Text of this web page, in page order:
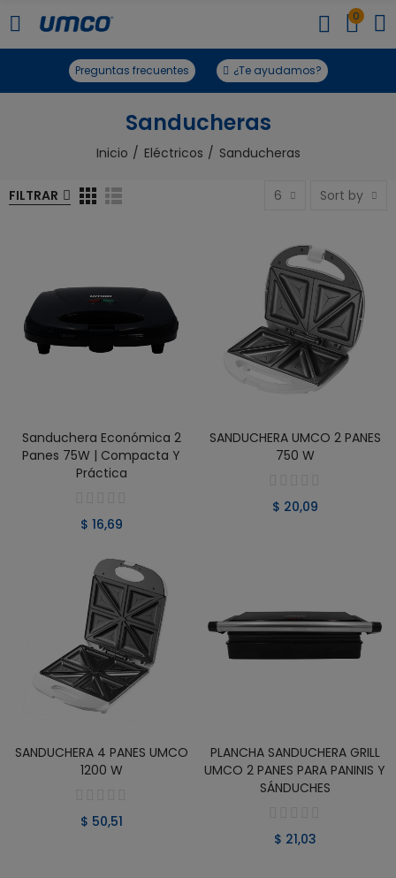
0
Preguntas frecuentes ¿Te ayudamos?
Sanducheras
Inicio Eléctricos Sanducheras
FILTRAR 6 Sort by
VER PRODUCTO
Sanduchera Económica 2
Panes 75W | Compacta Y
Práctica
$ 16,69
VER PRODUCTO
SANDUCHERA UMCO 2 PANES
750 W
$ 20,09
VER PRODUCTO
SANDUCHERA 4 PANES UMCO
1200 W
$ 50,51
VER PRODUCTO
PLANCHA SANDUCHERA GRILL
UMCO 2 PANES PARA PANINIS Y
SÁNDUCHES
$ 21,03